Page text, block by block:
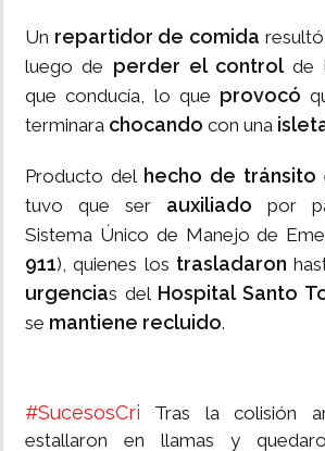
Un repartidor de comida resultó
luego de perder el controlde
que conducía, lo que provocó
terminara chocando con una
Producto del hecho de tránsito
tuvo que ser auxiliado por
Sistema Único de Manejo de
911), quienes los trasladaron
urgencias del Hospital Santo
se mantiene recluido.
#SucesosCri Tras la colisión
estallaron en llamas y